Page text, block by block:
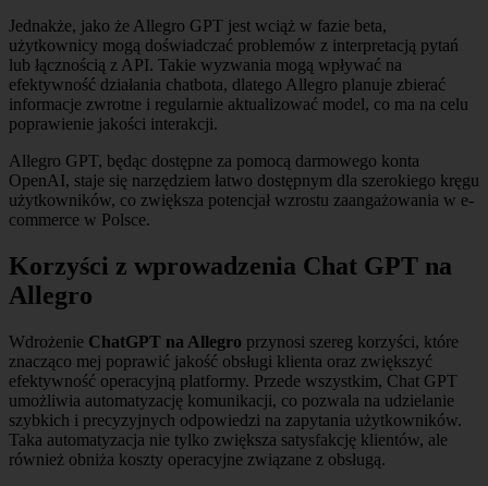
Jednakże, jako że Allegro GPT jest wciąż w fazie beta,
użytkownicy mogą doświadczać problemów z interpretacją pytań
lub łącznością z API. Takie wyzwania mogą wpływać na
efektywność działania chatbota, dlatego Allegro planuje zbierać
informacje zwrotne i regularnie aktualizować model, co ma na celu
poprawienie jakości interakcji.
Allegro GPT, będąc dostępne za pomocą darmowego konta
OpenAI, staje się narzędziem łatwo dostępnym dla szerokiego kręgu
użytkowników, co zwiększa potencjał wzrostu zaangażowania w e-
commerce w Polsce.
Korzyści z wprowadzenia Chat GPT na
Allegro
Wdrożenie ChatGPT na Allegro przynosi szereg korzyści, które
znacząco mej poprawić jakość obsługi klienta oraz zwiększyć
efektywność operacyjną platformy. Przede wszystkim, Chat GPT
umożliwia automatyzację komunikacji, co pozwala na udzielanie
szybkich i precyzyjnych odpowiedzi na zapytania użytkowników.
Taka automatyzacja nie tylko zwiększa satysfakcję klientów, ale
również obniża koszty operacyjne związane z obsługą.